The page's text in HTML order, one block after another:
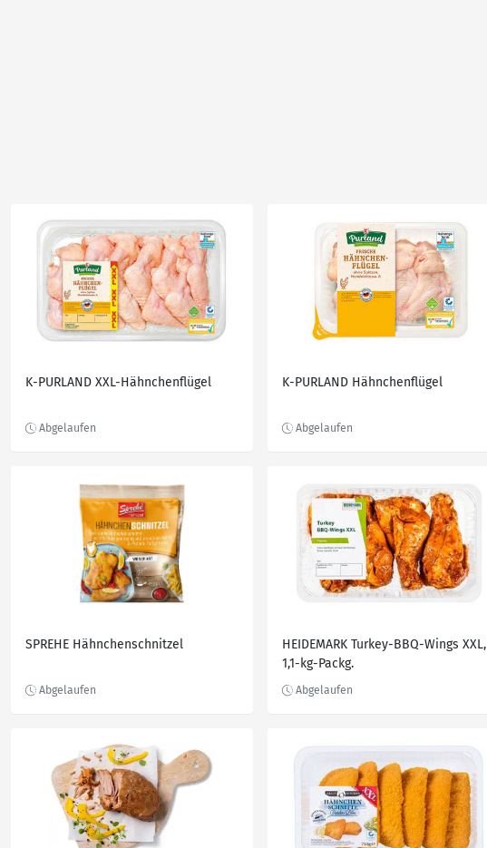
K-PURLAND XXL-Hähnchenflügel K-PURLAND Hähnchenflügel
SPREHE Hähnchenschnitzel
HEIDEMARK Turkey-BBQ-Wings XXL,
1,1-kg-Packg.